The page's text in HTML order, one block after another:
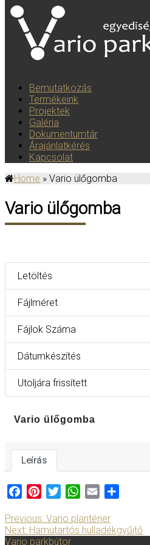
Bemutatkozás
Termékeink
Projektek
Galéria
Dokumentumtár
Árajánlatkérés
Kapcsolat
Home » Vario ülőgomba
Vario ülőgomba
Letöltés
Fájlméret
Fájlok Száma
Dátumkészítés
Utoljára frissített
Vario ülőgomba
Leírás
FacebookPinterestTwitterWhatsApp
Email
Previous: Vario planténer
Next: Hamutartós hulladékgyűjtő
Vario parkbútor